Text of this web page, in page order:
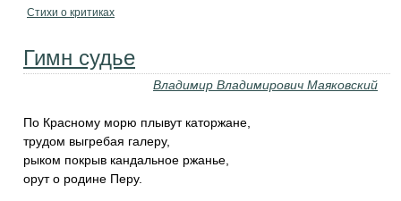
Стихи о критиках
Гимн судье
Владимир Владимирович Маяковский
По Красному морю плывут каторжане,
трудом выгребая галеру,
рыком покрыв кандальное ржанье,
орут о родине Перу.